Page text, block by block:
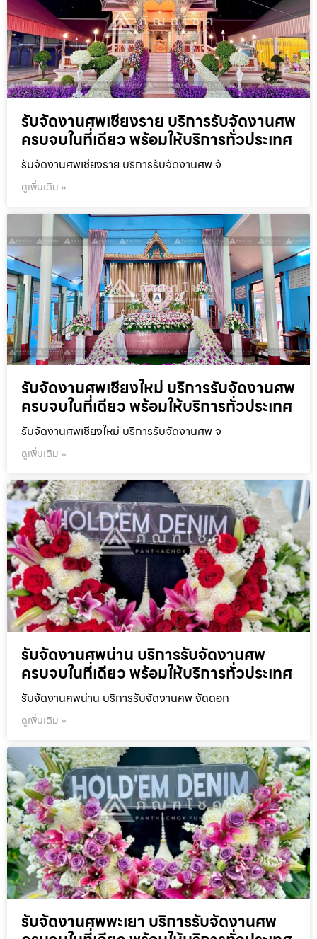
รับจัดงานศพเชียงราย บริการรับจัดงานศพ
ครบจบในที่เดียว พร้อมให้บริการทั่วประเทศ
รับจัดงานศพเชียงราย บริการรับจัดงานศพ จั
ดูเพิ่มเติม »
รับจัดงานศพเชียงใหม่ บริการรับจัดงานศพ
ครบจบในที่เดียว พร้อมให้บริการทั่วประเทศ
รับจัดงานศพเชียงใหม่ บริการรับจัดงานศพ จ
ดูเพิ่มเติม »
รับจัดงานศพน่าน บริการรับจัดงานศพ
ครบจบในที่เดียว พร้อมให้บริการทั่วประเทศ
รับจัดงานศพน่าน บริการรับจัดงานศพ จัดดอก
ดูเพิ่มเติม »
รับจัดงานศพพะเยา บริการรับจัดงานศพ